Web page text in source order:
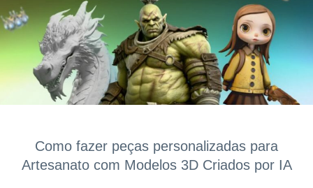
Como fazer peças personalizadas para
Artesanato com Modelos 3D Criados por IA